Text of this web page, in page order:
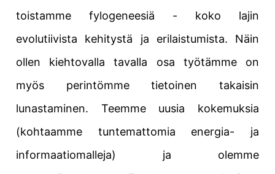
toistamme fylogeneesiä - koko lajin
evolutiivista kehitystä ja erilaistumista. Näin
ollen kiehtovalla tavalla osa työtämme on
myös perintömme tietoinen takaisin
lunastaminen. Teemme uusia kokemuksia
(kohtaamme tuntemattomia energia- ja
informaatiomalleja) ja olemme